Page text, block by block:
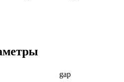
gap